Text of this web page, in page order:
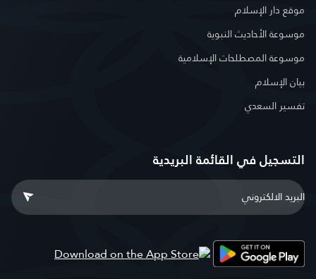
موقع دار الإسلام
موسوعة الأحاديث النبوية
موسوعة المصطلحات الإسلامية
بيان الإسلام
تفسير السعدي
التسجيل في القائمة البريدية